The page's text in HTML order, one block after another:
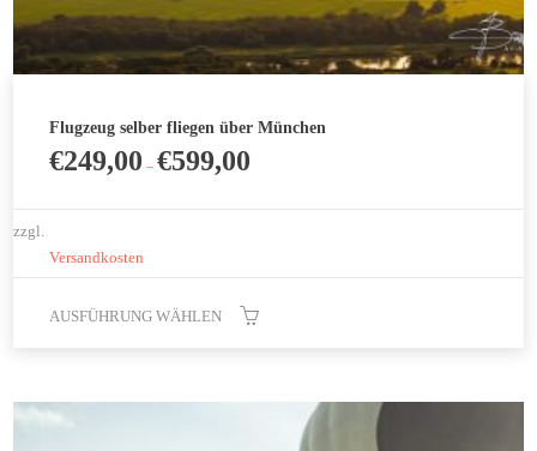
Flugzeug selber fliegen über München
€249,00 –€599,00
zzgl.
Versandkosten
AUSFÜHRUNG WÄHLEN
weist